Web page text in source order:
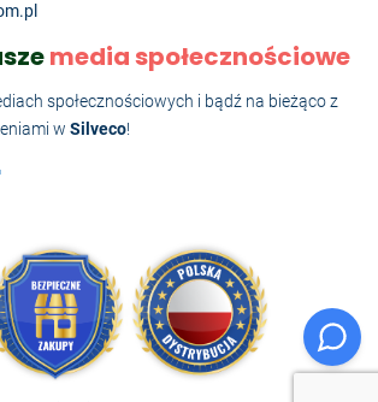
media społecznościowe
społecznościowych i bądź na bieżąco z
w Silveco!